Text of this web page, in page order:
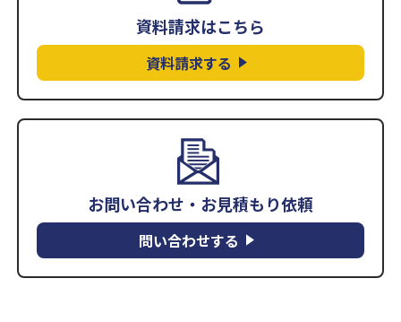
資料請求はこちら
資料請求する
お問い合わせ・お見積もり依頼
問い合わせする